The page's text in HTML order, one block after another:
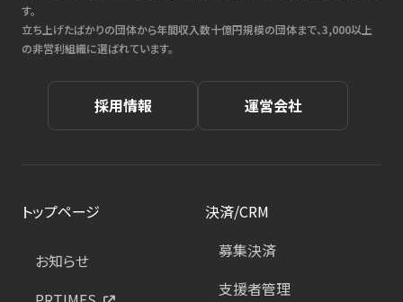
す。
立ち上げたばかりの団体から年間収入数十億円規模の団体まで、3,000以上
の非営利組織に選ばれています。
採用情報 運営会社
トップページ
お知らせ
決済/CRM
募集決済
支援者管理